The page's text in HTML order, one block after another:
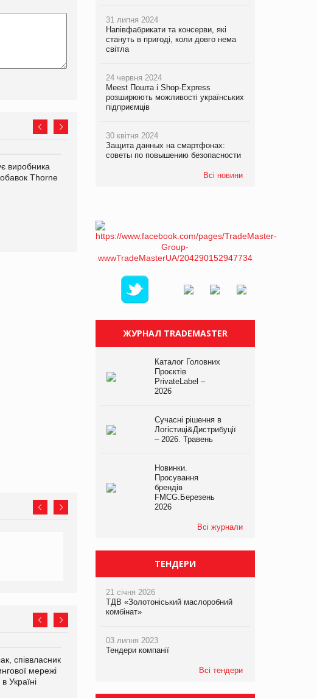
виробника
Thorne
хвостатих: у VARUS
співвласник
мережі
Україні
виробництва
компанії «УкраМарин»
31 липня 2024
Напівфабрикати та консерви, які
стануть в пригоді, коли довго нема
світла
24 червня 2024
Meest Пошта і Shop-Express
розширюють можливості українських
підприємців
30 квітня 2024
Защита данных на смартфонах:
советы по повышению безопасности
Всі новини
ЖУРНАЛ TRADEMASTER
Каталог Головних
Проєктів
PrivateLabel –
2026
Сучасні рішення в
Логістиці&Дистрибуції
– 2026. Травень
Новинки.
Просування
брендів
FMCG.Березень
2026
Всі журнали
ТЕНДЕРИ
21 січня 2026
ТДВ «Золотоніський маслоробний
комбінат»
03 липня 2023
Тендери компанії
Всі тендери